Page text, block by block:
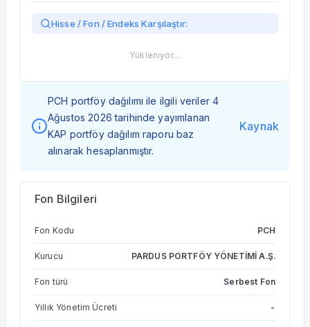
Hisse / Fon / Endeks Karşılaştır:
Yükleniyor…
PCH portföy dağılımı ile ilgili veriler 4
Ağustos 2026 tarihinde yayımlanan
KAP portföy dağılım raporu baz
alınarak hesaplanmıştır.
Kaynak
Fon Bilgileri
Fon Kodu PCH
Kurucu PARDUS PORTFÖY YÖNETİMİ A.Ş.
Fon türü Serbest Fon
Yıllık Yönetim Ücreti -